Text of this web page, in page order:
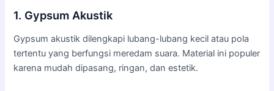
1. Gypsum Akustik
Gypsum akustik dilengkapi lubang-lubang kecil atau pola
tertentu yang berfungsi meredam suara. Material ini populer
karena mudah dipasang, ringan, dan estetik.